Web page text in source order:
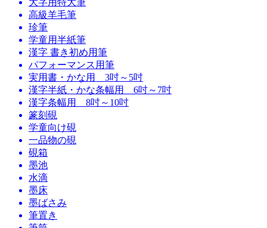
高級羊毛筆
珍筆
学童用半紙筆
漢字 書き初め用筆
パフォーマンス用筆
実用書・かな用 3吋～5吋
漢字半紙・かな条幅用 6吋～7吋
漢字条幅用 8吋～10吋
篆刻硯
学童向け硯
一品物の硯
硯箱
墨池
水滴
墨床
墨ばさみ
筆置き